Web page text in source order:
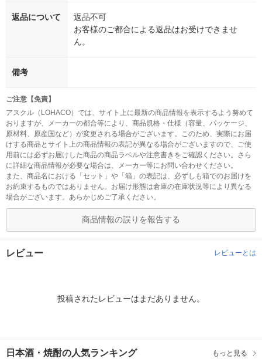
返品について
返品不可
お客様のご都合による返品はお受けできませ
ん。
備考
ご注意【免責】
アスクル（LOHACO）では、サイト上に最新の商品情報を表示するよう努めて
おりますが、メーカーの都合等により、商品規格・仕様（容量、パッケージ、
原材料、原産国など）が変更される場合がございます。このため、実際にお届
けする商品とサイト上の商品情報の表記が異なる場合がございますので、ご使
用前には必ずお届けした商品の商品ラベルや注意書きをご確認ください。さら
に詳細な商品情報が必要な場合は、メーカー等にお問い合わせください。
また、商品名における「セット」や「箱」の表記は、必ずしも箱でのお届けを
お約束するものではありません。お届け形態は倉庫の在庫状況等により異なる
場合がございます。あらかじめご了承ください。
商品情報の誤りを報告する
レビュー レビューとは
投稿されたレビューはまだありません。
日本酒・焼酎の人気ランキング もっと見る